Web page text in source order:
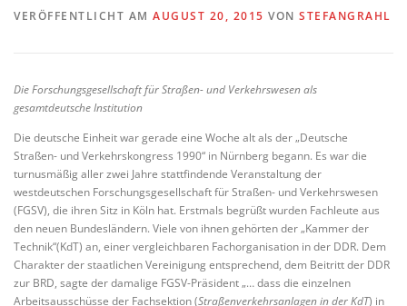
VERÖFFENTLICHT AM AUGUST 20, 2015 VON STEFANGRAHL
Die Forschungsgesellschaft für Straßen- und Verkehrswesen als
gesamtdeutsche Institution
Die deutsche Einheit war gerade eine Woche alt als der „Deutsche
Straßen- und Verkehrskongress 1990“ in Nürnberg begann. Es war die
turnusmäßig aller zwei Jahre stattfindende Veranstaltung der
westdeutschen Forschungsgesellschaft für Straßen- und Verkehrswesen
(FGSV), die ihren Sitz in Köln hat. Erstmals begrüßt wurden Fachleute aus
den neuen Bundesländern. Viele von ihnen gehörten der „Kammer der
Technik“(KdT) an, einer vergleichbaren Fachorganisation in der DDR. Dem
Charakter der staatlichen Vereinigung entsprechend, dem Beitritt der DDR
zur BRD, sagte der damalige FGSV-Präsident „… dass die einzelnen
Arbeitsausschüsse der Fachsektion (Straßenverkehrsanlagen in der KdT) in